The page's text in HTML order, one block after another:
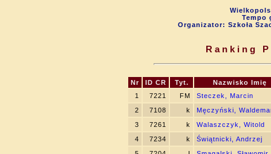
Tempo
Organizator: Szkoła
Ranking
Nr ID CR Tyt.
Nazwisko Imię
1
7221 FM
Steczek, Marcin
2
7108 k
Męczyński,
3
7261 k
Walaszczyk, Witold
4
7234 k
Świątnicki, Andrzej